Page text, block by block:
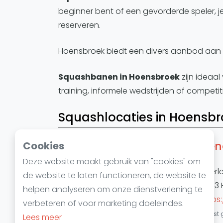
Cookies
Deze website maakt gebruik van "cookies" om
de website te laten functioneren, de website te
helpen analyseren om onze dienstverlening te
verbeteren of voor marketing doeleindes.
Lees meer
beginner bent of een gevorderde speler,
reserveren.
Hoensbroek biedt een divers aanbod aan
Squashbanen in Hoensbroek zijn
training, informele wedstrijden of
Squashlocaties in
6433